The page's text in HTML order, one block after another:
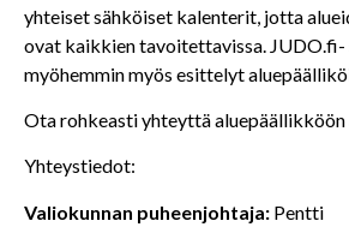
yhteiset sähköiset kalenterit, jotta
ovat kaikkien tavoitettavissa.
myöhemmin myös esittelyt
Ota rohkeasti yhteyttä aluepäällikköön
Yhteystiedot:
Valiokunnan puheenjohtaja: Pentti